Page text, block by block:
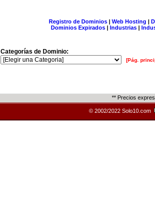
Registro de Dominios| Web Hosting |
Dominios Expirados | Industrias |
Categorías de Dominio:
[Pág.
** Precios
© 2002/2022 Solo10.com